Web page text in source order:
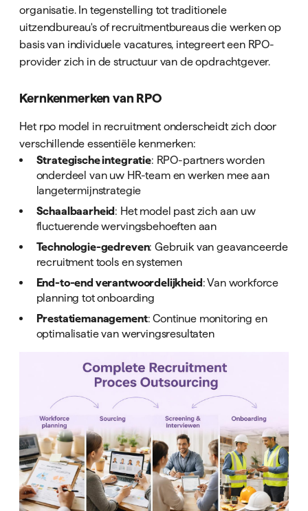
organisatie. In tegenstelling tot traditionele
uitzendbureau's of recruitmentbureaus die werken op
basis van individuele vacatures, integreert een RPO-
provider zich in de structuur van de opdrachtgever.
Kernkenmerken van RPO
Het rpo model in recruitment onderscheidt zich door
verschillende essentiële kenmerken:
Strategische integratie: RPO-partners worden
onderdeel van uw HR-team en werken mee aan
langetermijnstrategie
Schaalbaarheid: Het model past zich aan uw
fluctuerende wervingsbehoeften aan
Technologie-gedreven: Gebruik van geavanceerde
recruitment tools en systemen
End-to-end verantwoordelijkheid: Van workforce
planning tot onboarding
Prestatiemanagement: Continue monitoring en
optimalisatie van wervingsresultaten